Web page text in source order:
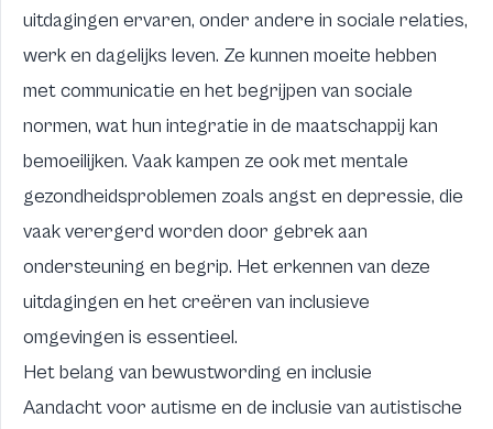
uitdagingen ervaren, onder andere in sociale relaties,
werk en dagelijks leven. Ze kunnen moeite hebben
met communicatie en het begrijpen van sociale
normen, wat hun integratie in de maatschappij kan
bemoeilijken. Vaak kampen ze ook met mentale
gezondheidsproblemen zoals angst en depressie, die
vaak verergerd worden door gebrek aan
ondersteuning en begrip. Het erkennen van deze
uitdagingen en het creëren van inclusieve
omgevingen is essentieel.
Het belang van bewustwording en inclusie
Aandacht voor autisme en de inclusie van autistische